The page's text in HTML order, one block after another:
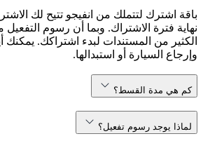
باقة اشترك لتتملك من انفيجو تتيح لك
نهاية فترة الاشتراك. وبما أن رسوم
الكثير من المستندات لبدء اشتراكك. يمكنك
وإرجاع السيارة أو استبدالها.
كم هي مدة القسط؟
لماذا يوجد رسوم تفعيل؟